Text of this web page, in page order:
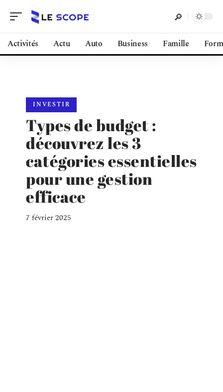
Activités Actu Auto Business Famille
INVESTIR
Types de budget :
découvrez les 3
catégories essentielles
pour une gestion
efficace
7 février 2025